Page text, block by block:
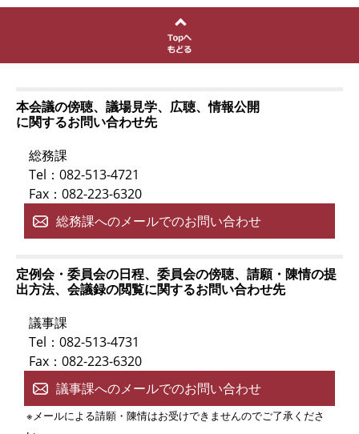
本会議の傍聴、議場見学、広聴、情報公開
に関するお問い合わせ先
総務課
Tel：082-513-4721
Fax：082-223-6320
総務課へのメールでのお問い合わせ
定例会・委員会の日程、委員会の傍聴、請願・陳情の提
出方法、会議録の閲覧に関するお問い合わせ先
議事課
Tel：082-513-4731
Fax：082-223-6320
議事課へのメールでのお問い合わせ
※メールによる請願・陳情はお受けできませんのでご了承くださ